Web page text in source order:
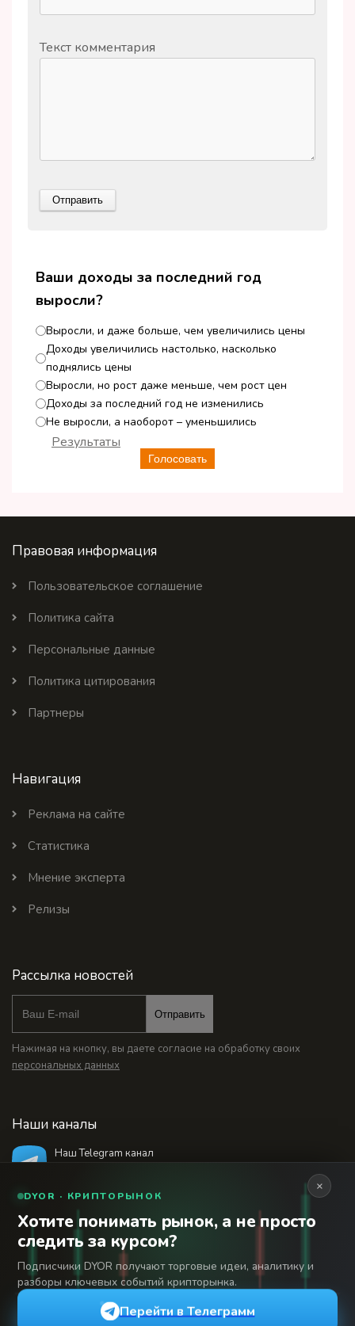
Текст комментария
Ваши доходы за последний год
выросли?
Выросли, и даже больше, чем увеличились цены
Доходы увеличились настолько, насколько
поднялись цены
Выросли, но рост даже меньше, чем рост цен
Доходы за последний год не изменились
Не выросли, а наоборот – уменьшились
Голосовать
Результаты
Правовая информация
Пользовательское соглашение
Политика сайта
Персональные данные
Политика цитирования
Партнеры
Навигация
Реклама на сайте
Статистика
Мнение эксперта
Релизы
Рассылка новостей
Отправить
Нажимая на кнопку, вы даете согласие на обработку своих
персональных данных
Наши каналы
Наш Telegram канал
18+
© 2026 Финансовый интернет-портал «Банки
Сегодня». Используя сайт BanksToday.net вы
соглашаетесь с
Сетевое издание «Банки Сегодня» зарегистрировано
Федеральной службой по надзору в сфере связи,
информационных технологий и массовых коммуникаций,
×
DYOR · КРИПТОРЫНОК
Хотите понимать рынок, а не просто
следить за курсом?
Подписчики DYOR получают торговые идеи, аналитику и
разборы ключевых событий крипторынка.
Перейти в Телеграмм